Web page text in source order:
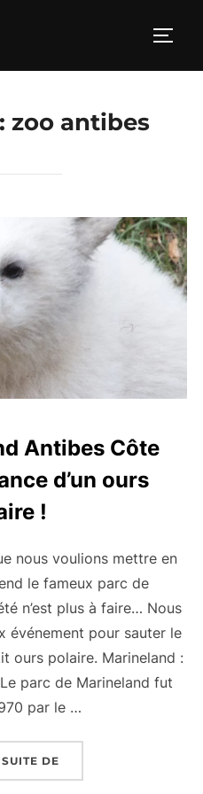
zoo antibes
Antibes Côte
d’un ours
!
nous voulions mettre en
le fameux parc de
n’est plus à faire… Nous
événement pour sauter le
ours polaire. Marineland :
parc de Marineland fut
par le …
DE« PARC MARINELAND